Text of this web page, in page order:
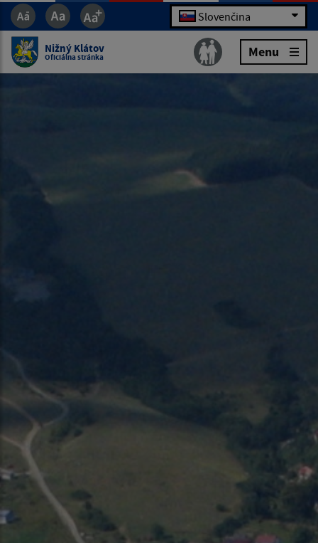
Slovenčina
Nižný Klátov
Oficiálna stránka Menu